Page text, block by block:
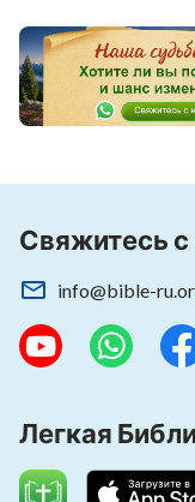
новые песни»
Свяжитесь с
info@bible-
Легкая